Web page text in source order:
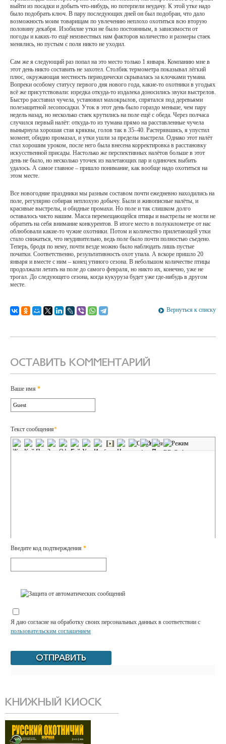
выйти из посадки и добыть что-нибудь, но потерпели неудачу. К этой утке надо
было подобрать ключ. В пару последующих дней он был подобран, что дало
возможность моим товарищам по увлечению неплохо охотиться всю вторую
половину декабря. Изобилие утки не было постоянным, в зависимости от
погоды и каких-то ещё неизвестных нам факторов количество и размеры стаек
менялись, но пустым с поля никто не уходил.
Сам же я следующий раз попал на это место только 1 января. Компанию мне в
этот день никто составить не захотел. Столбик термометра показывал лёгкий
плюс, окружающая местность периодически скрывалась за клочками тумана.
Вопреки особому статусу первого дня нового года, какие-то охотники в угодьях
всё же присутствовали: изредка откуда-то издалека доносились звуки выстрелов.
Быстро расставил чучела, установил махокрылов, спрятался под деревьями
полезащитной лесопосадки. Уток в этот день было гораздо меньше, чем пару
недель назад, но несколько стаек крутились на поле ещё с обеда. Через полчаса
случился первый налёт: откуда-то из тумана прямо на расставленные чучела
вынырнула хорошая стая кряквы, голов так в 35–40. Растерявшись, я упустил
момент, обидно промазал, и утки ушли за пределы выстрела. Однако этот налёт
стал хорошим уроком, после него была внесена корректировка в расстановку
искусственной присады. Настолько же перспективных налётов больше в этот
день не было, но несколько уточек из налетающих пар и одиночек выбить
удалось. А самое главное – пришло понимание, как вообще надо охотиться на
этом месте.
Все новогодние праздники мы разным составом почти ежедневно находились на
поле, регулярно собирая неплохую добычу. Были и живописные налёты, и
красивые выстрелы, и обидные промахи. Но поле и так слишком долго
оставалось чисто нашим. Масса перемещающейся птицы и выстрелы не могли не
обратить на себя внимание конкурентов. В итоге место в полукилометре от нас
облюбовали какие-то чужие охотники. Потом и количество прилетающей утки
стало снижаться, что неудивительно, ведь поле было почти полностью съедено.
Теперь, бродя по нему, почти везде можно было наблюдать лишь пустые
початки. Соответственно, результативность охот упала. А вскоре пришло 20
января и вместе с ним – конец утиного сезона. В небольшом количестве птицы
продолжали летать на поле до самого февраля, но никто их, конечно, уже не
трогал. До следующего сезона, когда кукуруза будет уже где-нибудь в другом
месте.
Вернуться к списку
ОСТАВИТЬ КОММЕНТАРИЙ
Ваше имя *
Текст сообщения*
Введите код подтверждения *
Я даю согласие на обработку своих персональных данных в соответствии с
пользовательским соглашением
КНИЖНЫЙ КИОСК